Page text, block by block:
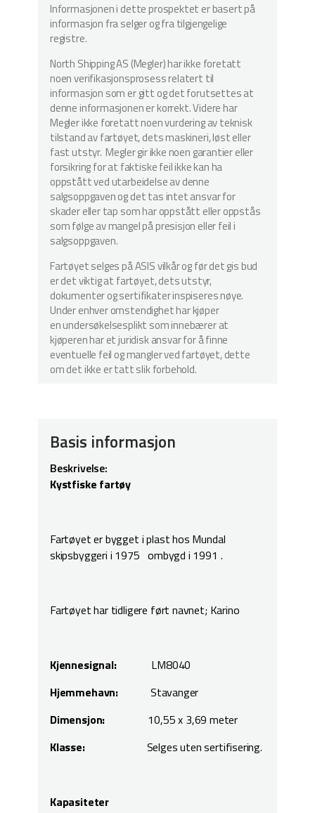
Informasjonen i dette prospektet er basert på
informasjon fra selger og fra tilgjengelige
registre.
North Shipping AS (Megler) har ikke foretatt
noen verifikasjonsprosess relatert til
informasjon som er gitt og det forutsettes at
denne informasjonen er korrekt. Videre har
Megler ikke foretatt noen vurdering av teknisk
tilstand av fartøyet, dets maskineri, løst eller
fast utstyr. Megler gir ikke noen garantier eller
forsikring for at faktiske feil ikke kan ha
oppstått ved utarbeidelse av denne
salgsoppgaven og det tas intet ansvar for
skader eller tap som har oppstått eller oppstås
som følge av mangel på presisjon eller feil i
salgsoppgaven.
Fartøyet selges på ASIS vilkår og før det gis bud
er det viktig at fartøyet, dets utstyr,
dokumenter og sertifikater inspiseres nøye.
Under enhver omstendighet har kjøper
en undersøkelsesplikt som innebærer at
kjøperen har et juridisk ansvar for å finne
eventuelle feil og mangler ved fartøyet, dette
om det ikke er tatt slik forbehold.
Basis informasjon
Beskrivelse:
Kystfiske fartøy
Fartøyet er bygget i plast hos Mundal
skipsbyggeri i 1975 ombygd i 1991 .
Fartøyet har tidligere ført navnet; Karino
Kjennesignal:LM8040
Hjemmehavn: Stavanger
Dimensjon: 10,55 x 3,69 meter
Klasse: Selges uten sertifisering.
Kapasiteter